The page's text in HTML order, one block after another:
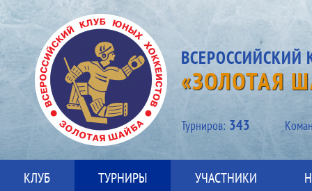
«ЗОЛОТАЯ
Турниров: 343
КЛУБ ТУРНИРЫ УЧАСТНИКИ